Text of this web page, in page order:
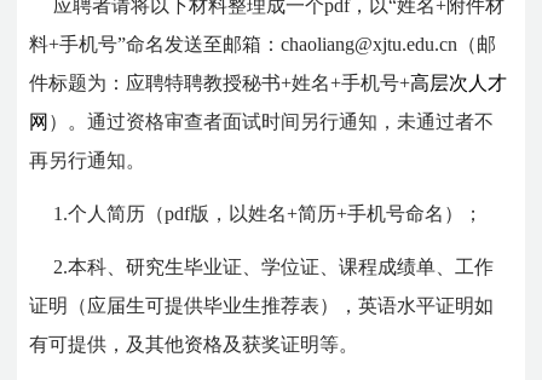
应聘者请将以下材料整理成一个pdf，以“姓名+附件材
料+手机号”命名发送至邮箱：chaoliang@xjtu.edu.cn （邮
件标题为：应聘特聘教授秘书+姓名+手机号+高层次人才
网 ）。通过资格审查者面试时间另行通知，未通过者不
再另行通知。
1.个人简历（pdf版，以姓名+简历+手机号命名）；
2.本科、研究生毕业证、学位证、课程成绩单、工作
证明（应届生可提供毕业生推荐表），英语水平证明如
有可提供，及其他资格及获奖证明等。